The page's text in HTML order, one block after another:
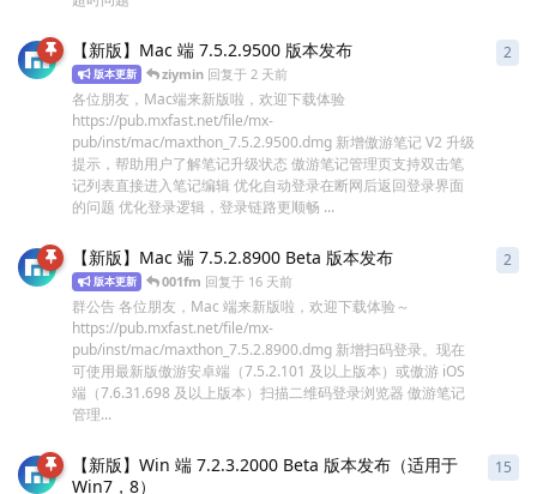
【新版】Mac 端 7.5.2.9500 版本发布
版本更新 ziymin 回复于2 天前
各位朋友，Mac端来新版啦，欢迎下载体验
https://pub.mxfast.net/file/mx-
pub/inst/mac/maxthon_7.5.2.9500.dmg 新增傲游笔记 V2 升级
提示，帮助用户了解笔记升级状态 傲游笔记管理页支持双击笔
记列表直接进入笔记编辑 优化自动登录在断网后返回登录界面
的问题 优化登录逻辑，登录链路更顺畅 ...
2
【新版】Mac 端 7.5.2.8900 Beta 版本发布
版本更新 001fm 回复于 16 天前
群公告 各位朋友，Mac 端来新版啦，欢迎下载体验～
https://pub.mxfast.net/file/mx-
pub/inst/mac/maxthon_7.5.2.8900.dmg 新增扫码登录。现在
可使用最新版傲游安卓端（7.5.2.101 及以上版本）或傲游 iOS
端（7.6.31.698 及以上版本）扫描二维码登录浏览器 傲游笔记
管理...
2
【新版】Win 端 7.2.3.2000 Beta 版本发布（适用于
Win7，8）
15